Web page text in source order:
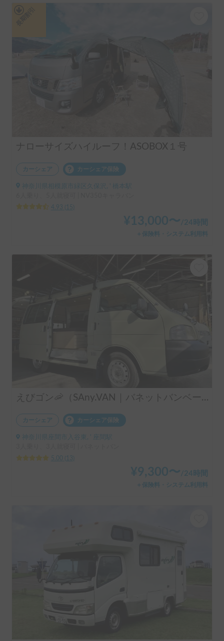
ナローサイズハイルーフ！ASOBOX１号
カーシェア カーシェア保険
神奈川県相模原市緑区久保沢, ' 橋本駅
4.93
15
¥ 13,000〜 /24時間
＋保険料・システム利用料
えびゴン🦐（SAny.VAN｜バネットバンベース｜フルベッドモデル）
カーシェア カーシェア保険
神奈川県座間市入谷東, ' 座間駅
5.00
13
¥9,300〜/24時間
＋保険料・システム利用料